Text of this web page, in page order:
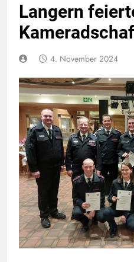
Langern
4. November 2024